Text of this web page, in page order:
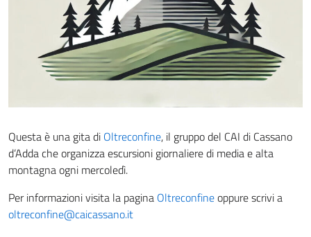
Questa è una gita di Oltreconfine, il gruppo del CAI di Cassano
d’Adda che organizza escursioni giornaliere di media e alta
montagna ogni mercoledì.
Per informazioni visita la pagina Oltreconfineoppure scrivi a
oltreconfine@caicassano.it